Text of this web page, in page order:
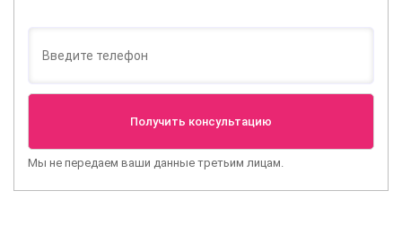
Мы не передаем ваши данные третьим лицам.